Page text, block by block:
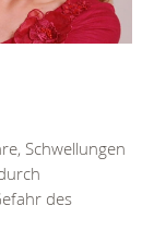
Schwellungen
des